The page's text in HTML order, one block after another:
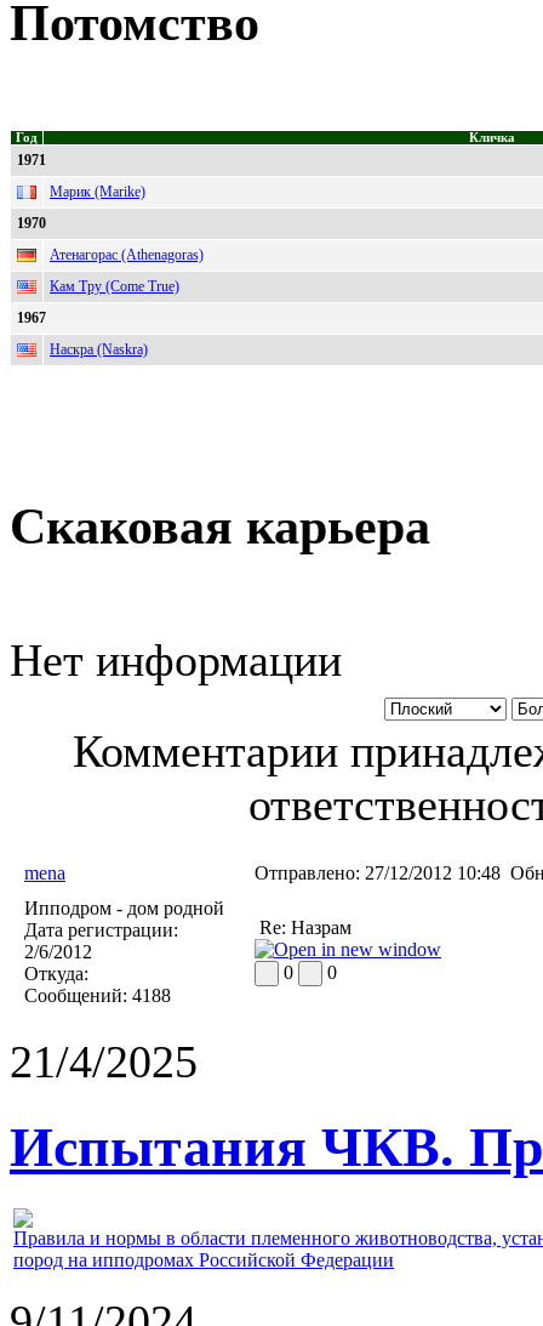
Потомство
Год Кличка
1971
Марик (Marike)
1970
Атенагорас (Athenagoras)
Кам Тру (Come True)
1967
Наскра (Naskra)
Скаковая карьера
Нет информации
Комментарии
mena Отправлено: 27/12/2012 10:48
Ипподром - дом родной
Дата регистрации:
2/6/2012
Откуда:
Сообщений: 4188
Re: Назрам
0 0
21/4/2025
Испытания ЧКВ.
Правила и нормы в области племенного животноводства,
пород на ипподромах Российской Федерации